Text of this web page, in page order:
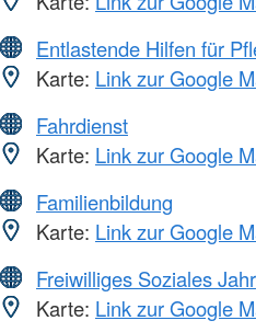
Entlastende Hilfen für
Karte: Link zur Google
Fahrdienst
Karte: Link zur Google
Familienbildung
Karte: Link zur Google
Freiwilliges Soziales Jahr
Karte: Link zur Google